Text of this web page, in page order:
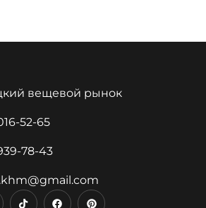
вещевой рынок
52-65
78-43